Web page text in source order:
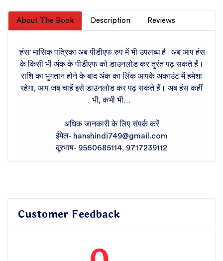
About The Book Description Reviews
'हंस' मासिक पत्रिका अब पीडीएफ रुप में भी उपलब्ध है।अब आप हंस
के किसी भी अंक के पीडीएफ को डाउनलोड कर तुरंत पढ़ सकते हैं।
राशि का भुगतान होने के बाद अंक का लिंक आपके अकाउंट में हमेशा
रहेगा, आप जब चाहें इसे डाउनलोड कर पढ़ सकते हैं। अब हंस कहीं
भी, कभी भी…
अधिक जानकारी के लिए संपर्क करें
ईमेल- hanshindi749@gmail.com
दूरभाष- 9560685114, 9717239112
Customer Feedback